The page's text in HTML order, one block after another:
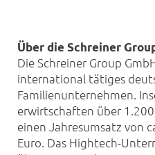
Über die Schreiner
Die Schreiner Group
international tätiges
Familienunternehmen.
erwirtschaften über
einen Jahresumsatz von
Euro. Das Hightech-